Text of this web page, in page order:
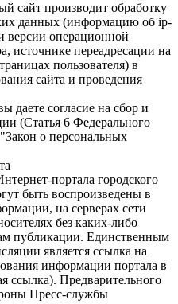
сайт производит обработку
данных (информацию об ip-
версии операционной
источнике переадресации на
пользователя) в
сайта и проведения
даете согласие на сбор и
(Статья 6 Федерального
о персональных
портала городского
быть воспроизведены в
на серверах сети
без каких-либо
публикации. Единственным
является ссылка на
информации портала в
ссылка). Предварительного
Пресс-службы